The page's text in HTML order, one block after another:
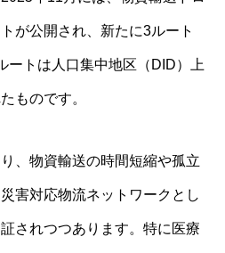
が公開され、新たに3ルート
ートは人口集中地区（DID）上
ものです。
、物資輸送の時間短縮や孤立
害対応物流ネットワークとし
されつつあります。特に医療